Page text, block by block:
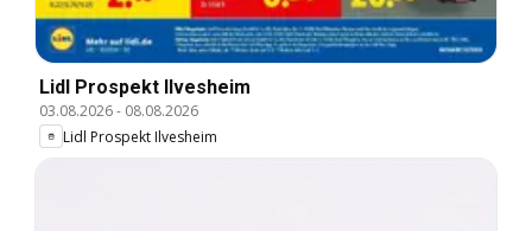
Lidl Prospekt Ilvesheim
03.08.2026- 08.08.2026
Lidl Prospekt Ilvesheim